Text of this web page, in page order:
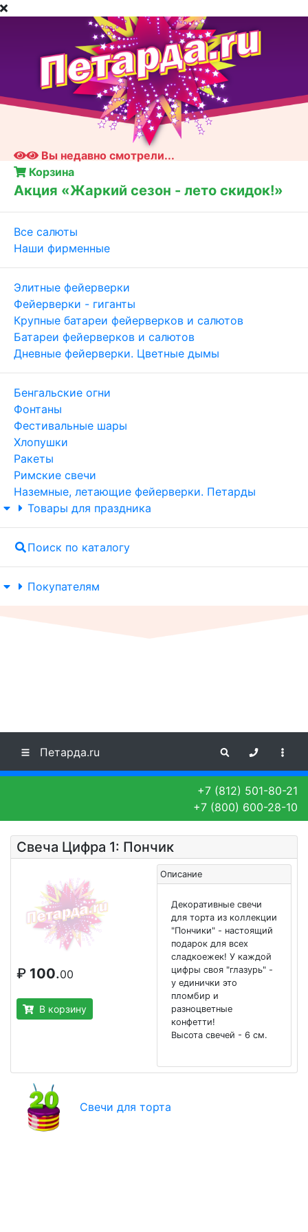
Вы недавно смотрели...
Корзина
Акция «Жаркий сезон - лето скидок!»
Все салюты
Наши фирменные
Элитные фейерверки
Фейерверки - гиганты
Крупные батареи фейерверков и салютов
Батареи фейерверков и салютов
Дневные фейерверки. Цветные дымы
Бенгальские огни
Фонтаны
Фестивальные шары
Хлопушки
Ракеты
Римские свечи
Наземные, летающие фейерверки. Петарды
Товары для праздника
Поиск по каталогу
Покупателям
Петарда.ru
+7 (812) 501-80-21
+7 (800) 600-28-10
Свеча Цифра 1: Пончик
₽ 100.00
В корзину
Описание
Декоративные свечи
для торта из коллекции
"Пончики" - настоящий
подарок для всех
сладкоежек! У каждой
цифры своя "глазурь" -
у единички это
пломбир и
разноцветные
конфетти!
Высота свечей - 6 см.
Свечи для торта